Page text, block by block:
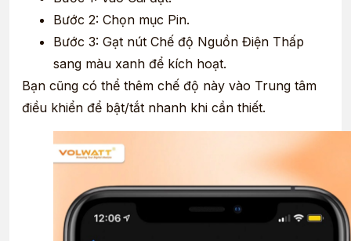
Bước 2: Chọn mục Pin.
Bước 3: Gạt nút Chế độ Nguồn Điện Thấp
sang màu xanh để kích hoạt.
Bạn cũng có thể thêm chế độ này vào Trung tâm
điều khiển để bật/tắt nhanh khi cần thiết.